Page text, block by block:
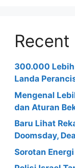
300.000
Landa
Mengenal
dan Aturan
Baru Lihat
Doomsday,
Sorotan